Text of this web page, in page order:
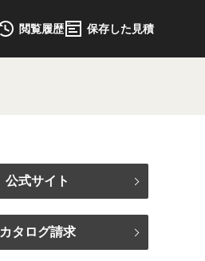
閲覧履歴 保存した見積
公式サイト
カタログ請求